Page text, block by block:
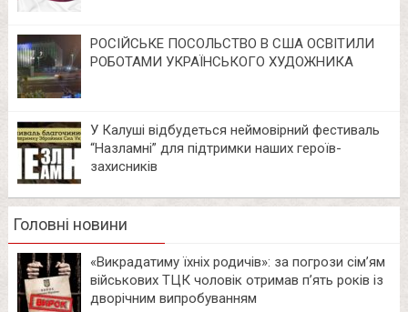
РОСІЙСЬКЕ ПОСОЛЬСТВО В США ОСВІТИЛИ
РОБОТАМИ УКРАЇНСЬКОГО ХУДОЖНИКА
У Калуші відбудеться неймовірний фестиваль
“Назламні” для підтримки наших героїв-
захисників
Головні новини
«Викрадатиму їхніх родичів»: за погрози сім’ям
військових ТЦК чоловік отримав п’ять років із
дворічним випробуванням